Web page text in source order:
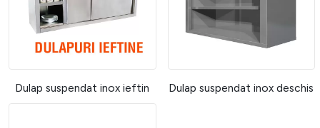
Dulap suspendat inox ieftin Dulap suspendat inox deschis